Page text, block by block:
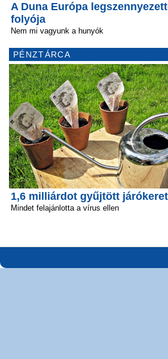
A Duna Európa
folyója
Nem mi vagyunk a hunyók
PÉNZTÁRCA
1,6 milliárdot gyűjtött
Mindet felajánlotta a vírus ellen